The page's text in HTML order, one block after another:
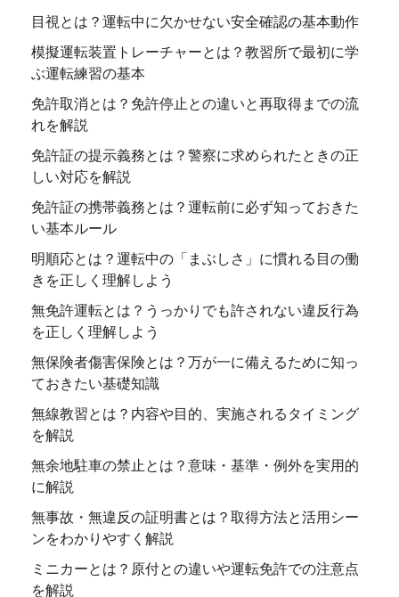
目視とは？運転中に欠かせない安全確認の基本動作
模擬運転装置トレーチャーとは？教習所で最初に学
ぶ運転練習の基本
免許取消とは？免許停止との違いと再取得までの流
れを解説
免許証の提示義務とは？警察に求められたときの正
しい対応を解説
免許証の携帯義務とは？運転前に必ず知っておきた
い基本ルール
明順応とは？運転中の「まぶしさ」に慣れる目の働
きを正しく理解しよう
無免許運転とは？うっかりでも許されない違反行為
を正しく理解しよう
無保険者傷害保険とは？万が一に備えるために知っ
ておきたい基礎知識
無線教習とは？内容や目的、実施されるタイミング
を解説
無余地駐車の禁止とは？意味・基準・例外を実用的
に解説
無事故・無違反の証明書とは？取得方法と活用シー
ンをわかりやすく解説
ミニカーとは？原付との違いや運転免許での注意点
を解説